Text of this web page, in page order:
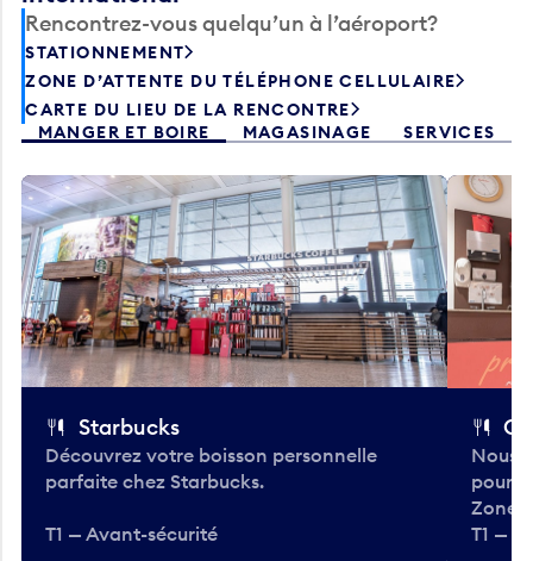
Rencontrez-vous quelqu’un à l’aéroport?
STATIONNEMENT
ZONE D’ATTENTE DU TÉLÉPHONE CELLULAIRE
CARTE DU LIEU DE LA RENCONTRE
MANGER ET BOIRE
MAGASINAGE SERVICES
Starbucks
Découvrez votre boisson personnelle
parfaite chez Starbucks.
T1 — Avant-sécurité
Nous
pour
Zone.
T1 —